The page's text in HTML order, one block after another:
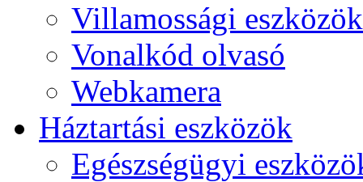
Villamossági eszközök
Vonalkód olvasó
Webkamera
Háztartási eszközök
Egészségügyi